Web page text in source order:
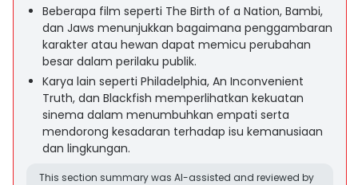
Beberapa film seperti The Birth of a Nation, Bambi,
dan Jaws menunjukkan bagaimana penggambaran
karakter atau hewan dapat memicu perubahan
besar dalam perilaku publik.
Karya lain seperti Philadelphia, An Inconvenient
Truth, dan Blackfish memperlihatkan kekuatan
sinema dalam menumbuhkan empati serta
mendorong kesadaran terhadap isu kemanusiaan
dan lingkungan.
This section summary was AI-assisted and reviewed by